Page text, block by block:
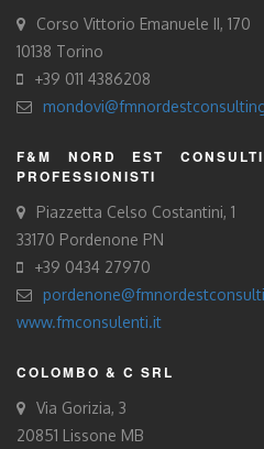
Corso Vittorio Emanuele II, 170
10138 Torino
+39 011 4386208
F&M NORD EST
PROFESSIONISTI
Piazzetta Celso Costantini, 1
33170 Pordenone PN
+39 0434 27970
www.fmconsulenti.it
COLOMBO & C SRL
Via Gorizia, 3
20851 Lissone MB